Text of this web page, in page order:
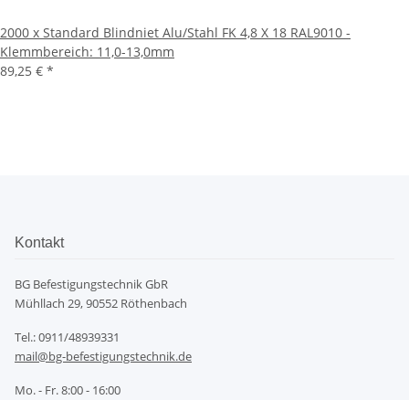
2000 x Standard Blindniet Alu/Stahl FK 4,8 X 18 RAL9010 -
Klemmbereich: 11,0-13,0mm
89,25 € *
Kontakt
BG Befestigungstechnik GbR
Mühllach 29, 90552 Röthenbach
Tel.: 0911/48939331
mail@bg-befestigungstechnik.de
Mo. - Fr. 8:00 - 16:00